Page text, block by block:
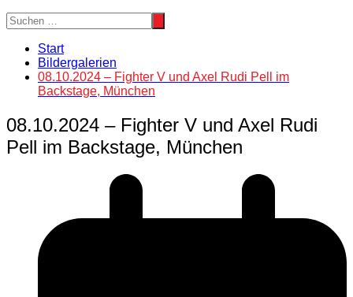
Start
Bildergalerien
08.10.2024 – Fighter V und Axel Rudi Pell im
Backstage, München
08.10.2024 – Fighter V und Axel Rudi
Pell im Backstage, München